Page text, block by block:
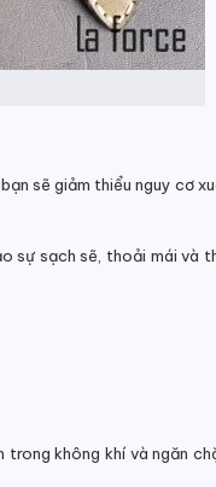
sẽ giảm thiểu nguy cơ
sự sạch sẽ, thoải mái và
không khí và ngăn